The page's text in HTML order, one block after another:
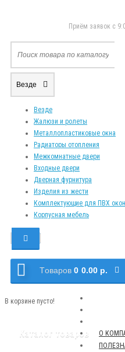
Приём заявок с
Везде
Везде
Жалюзи и ролеты
Металлопластиковые окна
Радиаторы отопления
Межкомнатные двери
Входные двери
Дверная фурнитура
Изделия из жести
Комплектующие для ПВХ окон
Корпусная мебель
Tоваров 0 0.00 р.
В корзине пусто!
Каталог товаров
О